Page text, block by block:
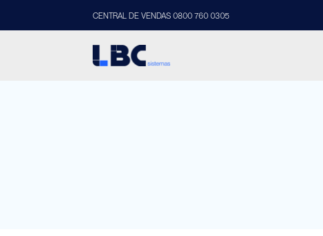
CENTRAL DE VENDAS 0800 760 0305